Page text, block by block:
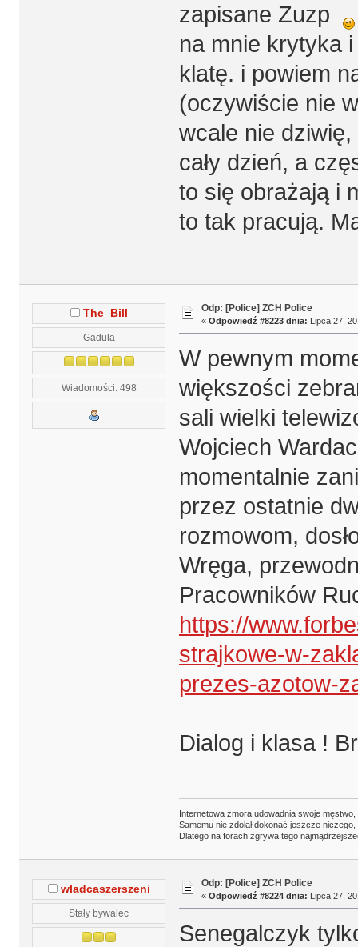
zapisane Zuzp
na mnie krytyka
klatę. i powiem
(oczywiście nie
wcale nie
cały dzień, a
to się obrażają i
to tak pracują.
The_Bill
Gaduła
Wiadomości: 498
Odp: [Police] ZCH Police
« Odpowiedź #8223 dnia: Lipca 27,
W pewnym
większości
sali wielki
Wojciech
momentalnie
przez ostatnie
rozmowom,
Wręga,
Pracowników
https://
strajkowe-w-
prezes-azotow-
Dialog i klasa !
Internetowa zmora udowadnia swoje męstwo,
Samemu nie zdołał dokonać jeszcze niczego,
Dlatego na forach zgrywa tego
wladcaszerszeni
Stały bywalec
Odp: [Police] ZCH Police
« Odpowiedź #8224 dnia: Lipca 27,
Senegalczyk